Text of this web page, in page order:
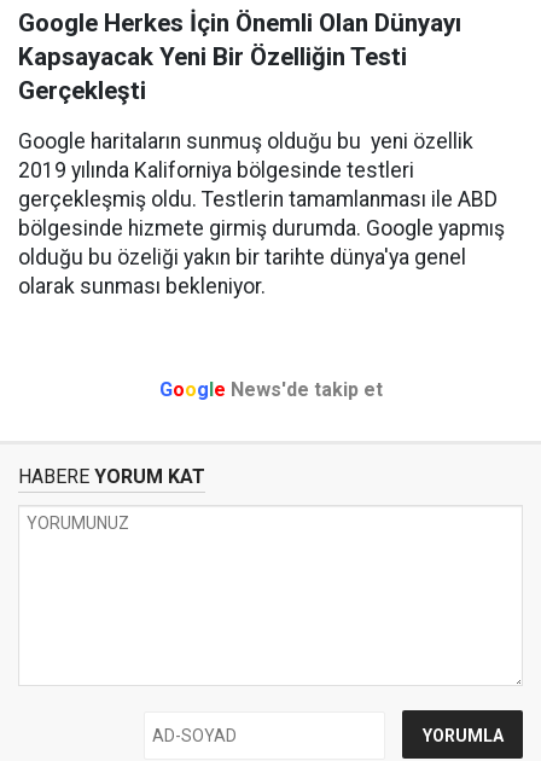
Google Herkes İçin Önemli Olan Dünyayı
Kapsayacak Yeni Bir Özelliğin Testi
Gerçekleşti
Google haritaların sunmuş olduğu bu yeni özellik
2019 yılında Kaliforniya bölgesinde testleri
gerçekleşmiş oldu. Testlerin tamamlanması ile ABD
bölgesinde hizmete girmiş durumda. Google yapmış
olduğu bu özeliği yakın bir tarihte dünya'ya genel
olarak sunması bekleniyor.
Google News'de takip et
HABERE YORUM KAT